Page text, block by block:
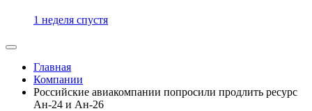
1 неделя спустя
Главная
Компании
Российские авиакомпании попросили продлить ресурс
Ан-24 и Ан-26